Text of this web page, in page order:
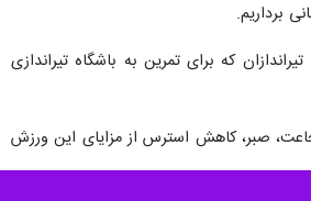
برداریم.
که برای تمرین به باشگاه تیراندازی
صبر، کاهش استرس از مزایای این ورزش